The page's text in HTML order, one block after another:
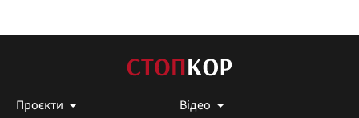
Проєкти
Відео